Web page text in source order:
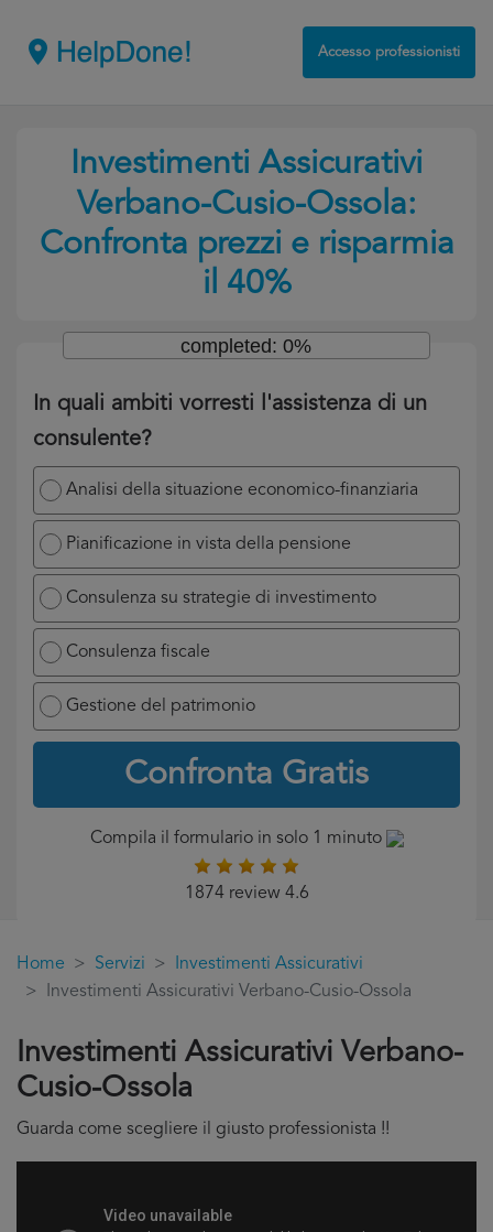
Accesso professionisti
Investimenti Assicurativi
Verbano-Cusio-Ossola:
Confronta prezzi e risparmia
il 40%
In quali ambiti vorresti l'assistenza di un
consulente?
Analisi della situazione economico-finanziaria
Pianificazione in vista della pensione
Consulenza su strategie di investimento
Consulenza fiscale
Gestione del patrimonio
Confronta Gratis
completed: 0%
Compila il formulario in solo 1 minuto
1874 review 4.6
Home Servizi
Investimenti Assicurativi
Investimenti Assicurativi Verbano-Cusio-Ossola
Investimenti Assicurativi Verbano-
Cusio-Ossola
Guarda come scegliere il giusto professionista !!